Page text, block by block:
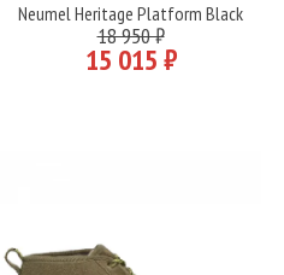
Neumel Heritage Platform Black
18 950 ₽
15 015 ₽